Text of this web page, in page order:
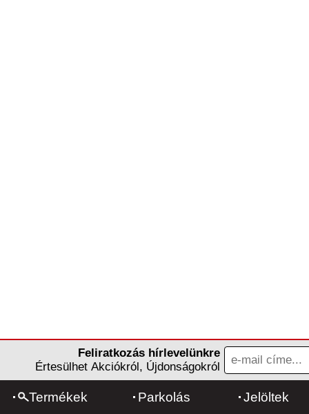
Feliratkozás hírlevelünkre
Értesülhet Akciókról, Újdonságokról
Termékek Parkolás Jelöltek